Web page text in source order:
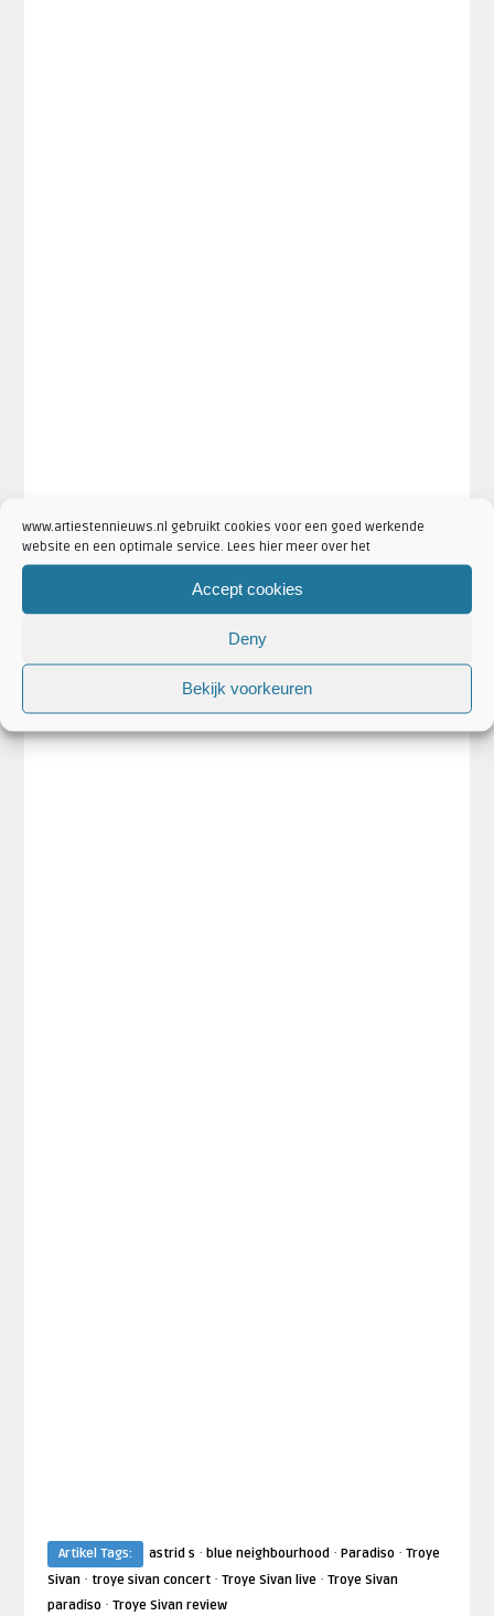
www.artiestennieuws.nl gebruikt cookies voor een goed werkende
website en een optimale service. Lees hier meer over het
Accept cookies
Deny
Bekijk voorkeuren
Artikel Tags: astrid s · blue neighbourhood· Paradiso· Troye
Sivan· troye sivan concert· Troye Sivan live· Troye Sivan
paradiso· Troye Sivan review